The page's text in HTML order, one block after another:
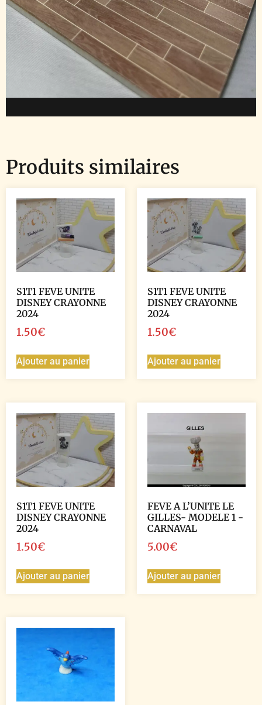
Produits similaires
S1T1 FEVE UNITE
DISNEY CRAYONNE
2024
1.50€
Ajouter au panier
S1T1 FEVE UNITE
DISNEY CRAYONNE
2024
1.50€
Ajouter au panier
S1T1 FEVE UNITE
DISNEY CRAYONNE
2024
1.50€
Ajouter au panier
FEVE A L’UNITE LE
GILLES- MODELE 1 -
CARNAVAL
5.00€
Ajouter au panier